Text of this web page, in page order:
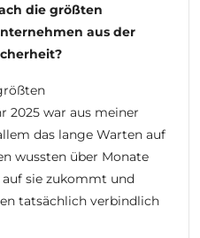
die größten
aus der
2025 war aus meiner
das lange Warten auf
wussten über Monate
sie zukommt und
tatsächlich verbindlich